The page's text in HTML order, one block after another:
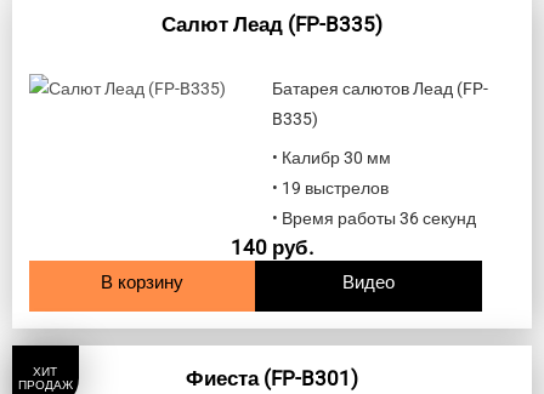
Салют Леад (FP-B335)
Батарея салютов Леад (FP-
B335)
• Калибр 30 мм
• 19 выстрелов
• Время работы 36 секунд
140 руб.
В корзину Видео
ХИТ
ПРОДАЖ
Фиеста (FP-B301)